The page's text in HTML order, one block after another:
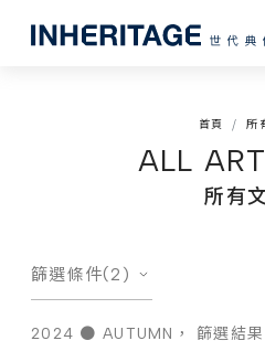
首頁 所
ALL
所有
篩選條件(2)
2024 ● AUTUMN， 篩選結果